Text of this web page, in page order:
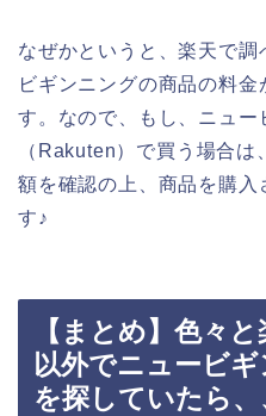
なぜかというと、楽天で
ビギンニングの商品の料
す。なので、もし、ニュー
（Rakuten）で買う場合
額を確認の上、商品を購入
す♪
【まとめ】色々
以外でニュービ
を探していたら、